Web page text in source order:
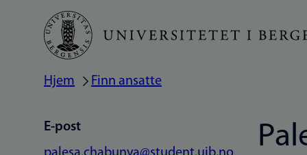
Hopp
hovedinnhold
Navigasjonssti
Hjem Finn ansatte
E-post